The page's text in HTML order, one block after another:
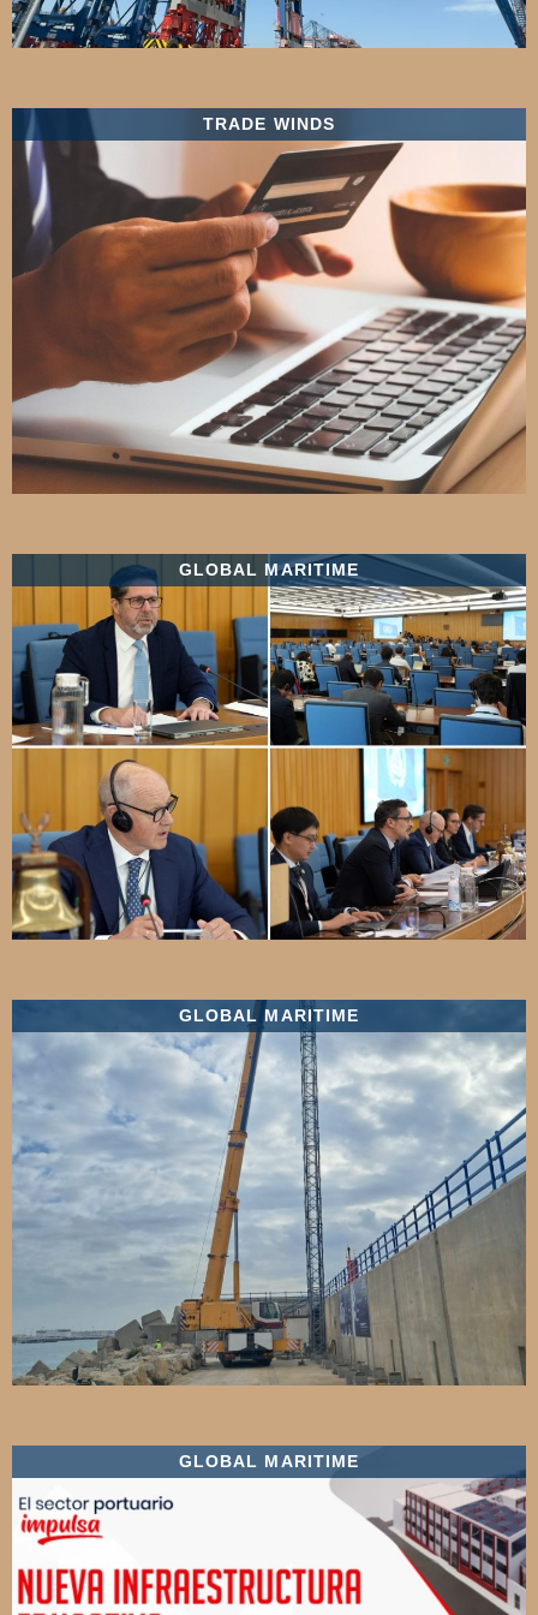
TRADE WINDS
GLOBAL MARITIME
GLOBAL MARITIME
GLOBAL MARITIME